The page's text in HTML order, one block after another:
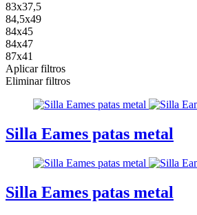
83x37,5
84,5x49
84x45
84x47
87x41
Aplicar filtros
Eliminar filtros
Silla Eames patas metal
Silla Eames patas metal